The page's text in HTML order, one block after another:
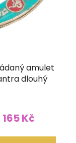
amulet
dlouhý
165 Kč